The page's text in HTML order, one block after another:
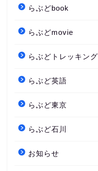
らぶどbook
らぶどmovie
らぶどトレッキング
らぶど英語
らぶど東京
らぶど石川
お知らせ